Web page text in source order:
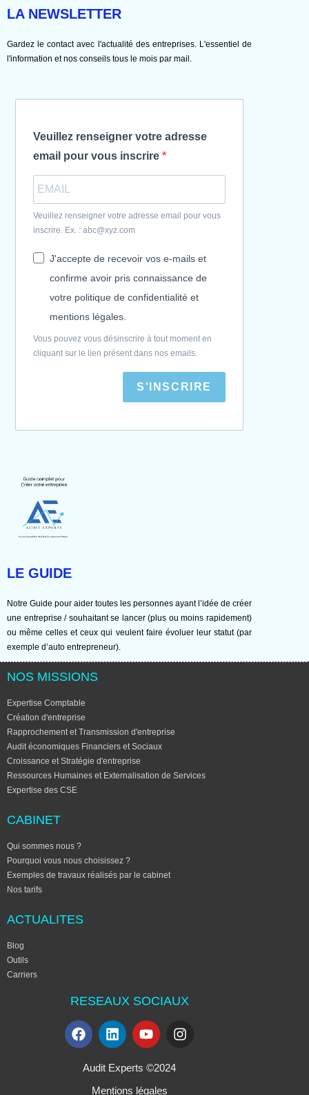
LA NEWSLETTER
Gardez le contact avec l'actualité des entreprises. L'essentiel de
l'information et nos conseils tous le mois par mail.
Veuillez renseigner votre adresse
email pour vous inscrire
Veuillez renseigner votre adresse email pour vous
inscrire. Ex. : abc@xyz.com
J'accepte de recevoir vos e-mails et
confirme avoir pris connaissance de
votre politique de confidentialité et
mentions légales.
Vous pouvez vous désinscrire à tout moment en
cliquant sur le lien présent dans nos emails.
S'INSCRIRE
LE GUIDE
Notre Guide pour aider toutes les personnes ayant l’idée de créer
une entreprise / souhaitant se lancer (plus ou moins rapidement)
ou même celles et ceux qui veulent faire évoluer leur statut (par
exemple d’auto entrepreneur).
NOS MISSIONS
Expertise Comptable
Création d'entreprise
Rapprochement et Transmission d'entreprise
Audit économiques Financiers et Sociaux
Croissance et Stratégie d'entreprise
Ressources Humaines et Externalisation de Services
Expertise des CSE
CABINET
Qui sommes nous ?
Pourquoi vous nous choisissez ?
Exemples de travaux réalisés par le cabinet
Nos tarifs
ACTUALITES
Blog
Outils
Carriers
RESEAUX SOCIAUX
Audit Experts ©2024
Mentions légales